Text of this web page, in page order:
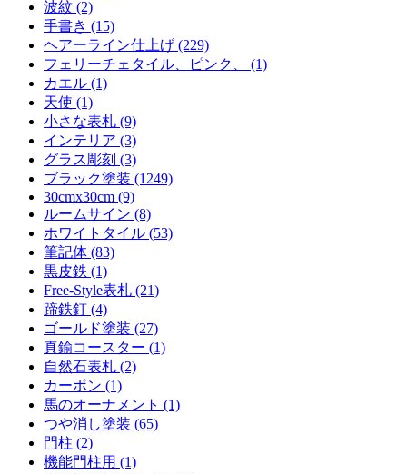
波紋 (2)
手書き (15)
ヘアーライン仕上げ (229)
フェリーチェタイル、ピンク、 (1)
カエル (1)
天使 (1)
小さな表札 (9)
インテリア (3)
グラス彫刻 (3)
ブラック塗装 (1249)
30cmx30cm (9)
ルームサイン (8)
ホワイトタイル (53)
筆記体 (83)
黒皮鉄 (1)
Free-Style表札 (21)
蹄鉄釘 (4)
ゴールド塗装 (27)
真鍮コースター (1)
自然石表札 (2)
カーボン (1)
馬のオーナメント (1)
つや消し塗装 (65)
門柱 (2)
機能門柱用 (1)